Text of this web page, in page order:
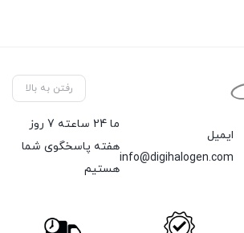
رفتن به بالا
ایمیل
info@digihalogen.com
ما 24 ساعته 7 روز
هفته پاسخگوی شما
هستیم